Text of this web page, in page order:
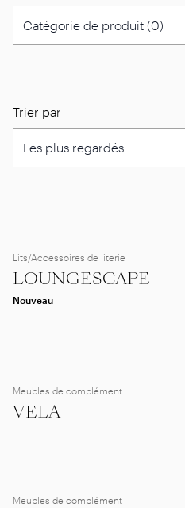
Trier par
Lits/Accessoires de literie
LOUNGESCAPE
Nouveau
Meubles de complément
VELA
Meubles de complément